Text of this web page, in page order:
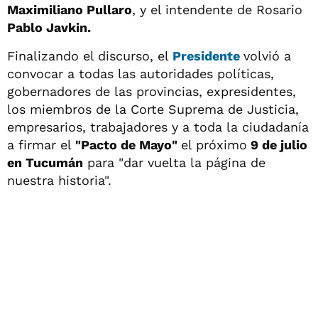
Maximiliano Pullaro, y el intendente de Rosario
Pablo Javkin.
Finalizando el discurso, el Presidente volvió a
convocar a todas las autoridades políticas,
gobernadores de las provincias, expresidentes,
los miembros de la Corte Suprema de Justicia,
empresarios, trabajadores y a toda la ciudadanía
a firmar el "Pacto de Mayo" el próximo 9 de julio
en Tucumán para "dar vuelta la página de
nuestra historia".